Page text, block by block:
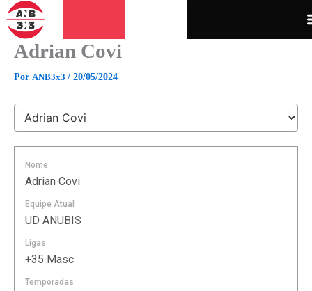
para
conteúdo
Adrian Covi
Por ANB3x3 / 20/05/2024
Nome
Adrian Covi
Equipe Atual
UD ANUBIS
Ligas
+35 Masc
Temporadas